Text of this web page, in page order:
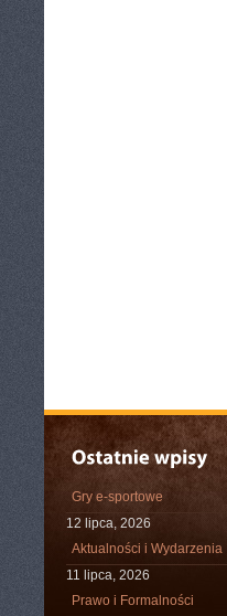
Gry e-sportowe
12 lipca, 2026
Aktualności i Wydarzenia
11 lipca, 2026
Prawo i Formalności